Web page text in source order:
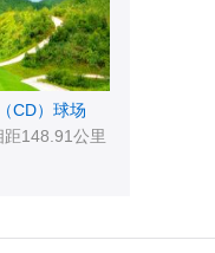
CD）球场
距148.91公里